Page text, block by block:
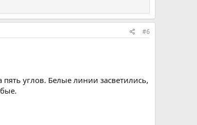
#6
углов. Белые линии засветились,